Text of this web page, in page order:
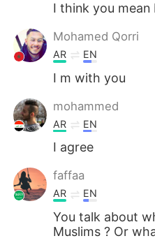
I think you mean
Mohamed Qorri
AR EN
I m with you
mohammed
AR EN
I agree
faffaa
AR EN
You talk about
Muslims ? Or